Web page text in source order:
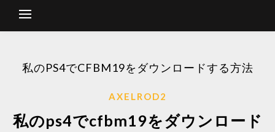
私のPS4でCFBM19をダウンロードする方法
AXELROD2
私のps4でcfbm19をダウンロード